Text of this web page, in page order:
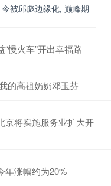
被邱彪边缘化, 巅峰期
慢火车”开出幸福路
的高祖奶奶邓玉芬
京将实施服务业扩大开
年涨幅约为20%